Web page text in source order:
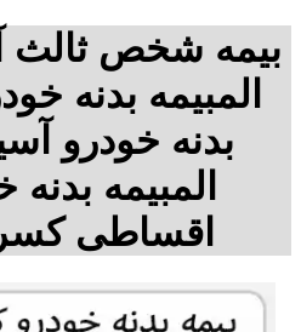
بیمه شخص ثالث
المبیمه بدنه
بدنه خودرو
المبیمه بدنه
اقساطی